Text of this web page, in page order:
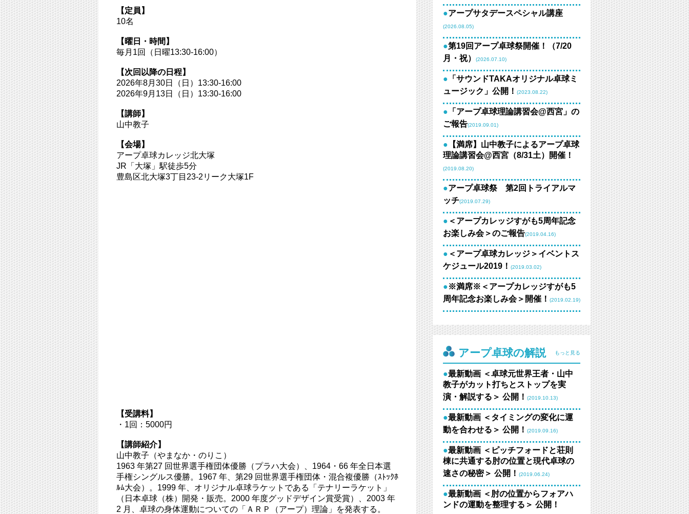
【定員】
10名
【曜日・時間】
毎月1回（日曜13:30-16:00）
【次回以降の日程】
2026年8月30日（日）13:30-16:00
2026年9月13日（日）13:30-16:00
【講師】
山中教子
【会場】
アープ卓球カレッジ北大塚
JR「大塚」駅徒歩5分
豊島区北大塚3丁目23-2リーク大塚1F
【受講料】
・1回：5000円
【講師紹介】
山中教子（やまなか・のりこ）
1963 年第27 回世界選手権団体優勝（プラハ大会）、1964・66 年全日本選
手権シングルス優勝。1967 年、第29 回世界選手権団体・混合複優勝（ｽﾄｯｸﾎ
ﾙﾑ大会）。1999 年、オリジナル卓球ラケットである「テナリーラケット」
（日本卓球（株）開発・販売。2000 年度グッドデザイン賞受賞）、2003 年
2 月、卓球の身体運動についての「ＡＲＰ（アープ）理論」を発表する。
●アープサタデースペシャル講座
(2026.08.05)
●第19回アープ卓球祭開催！（7/20
月・祝）
(2026.07.10)
● 「サウンドTAKAオリジナル卓球ミ
ュージック」公開！ (2023.08.22)
● 「アープ卓球理論講習会@西宮」の
ご報告(2019.09.01)
● 【満席】山中教子によるアープ卓球
理論講習会@西宮（8/31土）開催！
(2019.08.20)
●アープ卓球祭 第2回トライアルマ
ッチ(2019.07.29)
● ＜アープカレッジすがも5周年記念
お楽しみ会＞のご報告(2019.04.16)
● ＜アープ卓球カレッジ＞イベントス
ケジュール2019！ (2019.03.02)
●※満席※＜アープカレッジすがも5
周年記念お楽しみ会＞開催！ (2019.02.19)
もっと見る
アープ卓球の解説
●最新動画 ＜卓球元世界王者・山中
教子がカット打ちとストップを実
演・解説する＞ 公開！ (2019.10.13)
●最新動画 ＜タイミングの変化に運
動を合わせる＞ 公開！ (2019.09.16)
●最新動画 ＜ピッチフォードと荘則
棟に共通する肘の位置と現代卓球の
速さの秘密＞ 公開！ (2019.06.24)
●最新動画 ＜肘の位置からフォアハ
ンドの運動を整理する＞ 公開！